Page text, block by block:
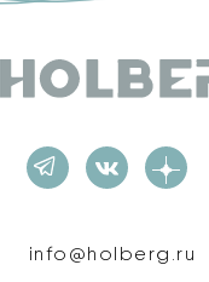
info@holberg.ru